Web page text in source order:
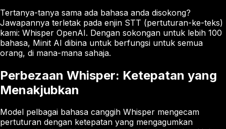
Tertanya-tanya sama ada bahasa anda disokong?
Jawapannya terletak pada enjin STT (pertuturan-ke-teks)
kami: Whisper OpenAI. Dengan sokongan untuk lebih 100
bahasa, Minit AI dibina untuk berfungsi untuk semua
orang, di mana-mana sahaja.
Perbezaan Whisper: Ketepatan yang
Menakjubkan
Model pelbagai bahasa canggih Whisper mengecam
pertuturan dengan ketepatan yang mengagumkan